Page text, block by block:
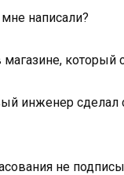
написали?
который
инженер
не